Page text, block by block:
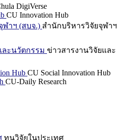
DigiVerse
CU Innovation Hub
ฬาฯ (สบจ.) สำนักบริหารวิจัยจุฬาฯ
ละนวัตกรรม ข่าวสารงานวิจัยและ
Hub CU Social Innovation Hub
CU-Daily Research
ทุนวิจัยในประเทศ